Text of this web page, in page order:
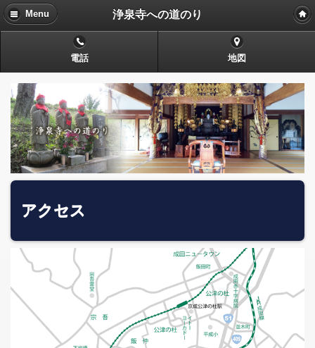
Menu 浄泉寺への道のり
電話 地図
アクセス